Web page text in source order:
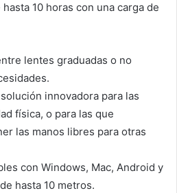
10 horas con una carga de
lentes graduadas o no
innovadora para las
física, o para las que
las manos libres para otras
con Windows, Mac, Android y
hasta 10 metros.